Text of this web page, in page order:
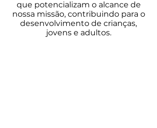
que potencializam o alcance de
nossa missão, contribuindo para o
desenvolvimento de crianças,
jovens e adultos.